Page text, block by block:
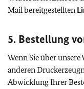
Mail bereitgestellten
5. Bestellung
Wenn Sie über
anderen
Abwicklung Ihrer